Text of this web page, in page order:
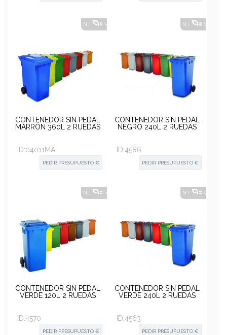
N.I. VER ALTERNATIVAS
CONTENEDOR SIN PEDAL
MARRÓN 360L 2 RUEDAS
ID:04011MA
PEDIR PRESUPUESTO €
N.I. VER
CONTENEDOR SIN PEDAL
NEGRO 240L 2 RUEDAS
ID:4586
PEDIR PRESUPUESTO €
N.I. VER ALTERNATIVAS
CONTENEDOR SIN PEDAL
VERDE 120L 2 RUEDAS
ID:4570
PEDIR PRESUPUESTO €
N.I. VER
CONTENEDOR SIN PEDAL
VERDE 240L 2 RUEDAS
ID:4563
PEDIR PRESUPUESTO €